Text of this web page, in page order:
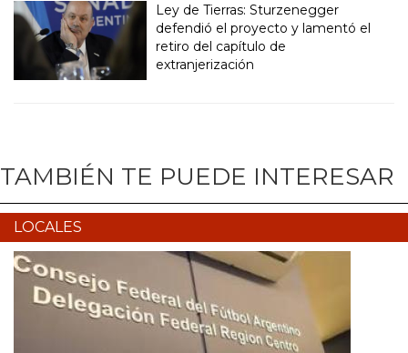
Ley de Tierras: Sturzenegger
defendió el proyecto y lamentó el
retiro del capítulo de
extranjerización
TAMBIÉN TE PUEDE INTERESAR
LOCALES